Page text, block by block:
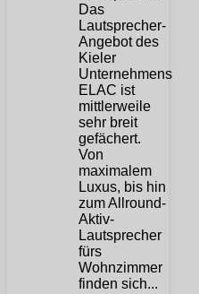
Das
Lautsprecher-
Angebot des
Kieler
Unternehmens
ELAC ist
mittlerweile
sehr breit
gefächert.
Von
maximalem
Luxus, bis hin
zum Allround-
Aktiv-
Lautsprecher
fürs
Wohnzimmer
finden sich...